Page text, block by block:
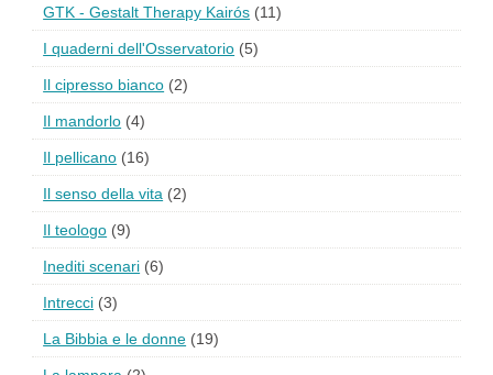
GTK - Gestalt Therapy Kairós (11)
I quaderni dell'Osservatorio (5)
Il cipresso bianco (2)
Il mandorlo (4)
Il pellicano (16)
Il senso della vita (2)
Il teologo (9)
Inediti scenari (6)
Intrecci (3)
La Bibbia e le donne (19)